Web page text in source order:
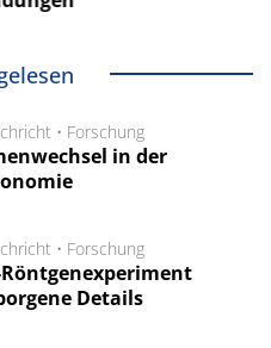
• Forschung
in der
• Forschung
Details